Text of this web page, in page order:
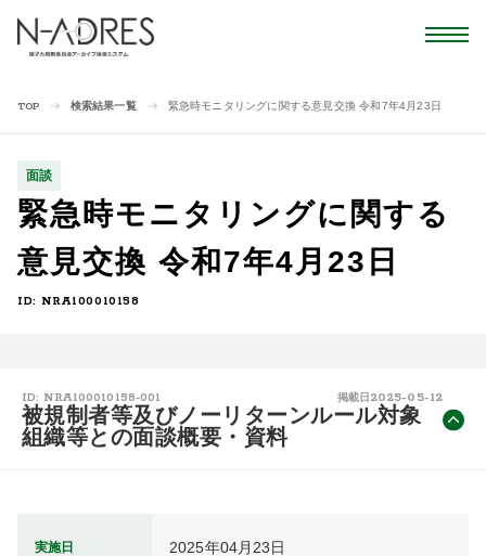
TOP 検索結果一覧 緊急時モニタリングに関する意見交換 令和7年4月23日
面談
緊急時モニタリングに関する
意見交換 令和7年4月23日
ID: NRA100010158
ID: NRA100010158-001 掲載日 2025-05-12
被規制者等及びノーリターンルール対象
組織等との面談概要・資料
実施日 2025年04月23日